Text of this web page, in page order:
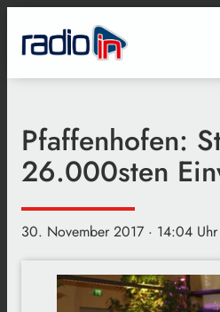
Pfaffenhofen:
26.000sten
30. November 2017 · 14:04 Uhr